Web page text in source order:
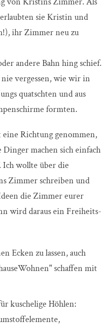
sie Kristin und
ihr Zimmer neu zu
andere Bahn hing schief.
vergessen, wie wir in
quatschten und aus
formten.
eine Richtung genommen,
machen sich einfach
Ich wollte über die
Zimmer schreiben und
die Zimmer eurer
wird daraus ein Freiheits-
Ecken zu lassen, auch
schaffen mit
kuschelige Höhlen: